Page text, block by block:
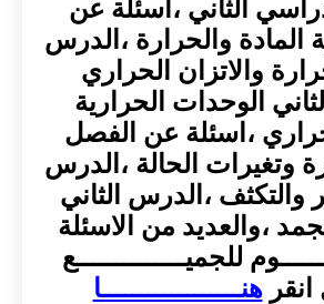
الثاني ،اسئلة عن
المادة والحرارة ،الدرس
والاتزان الحراري
الوحدات الحرارية
،اسئلة عن الفصل
وتغيرات الحالة ،الدرس
والتكثف ،الدرس الثاني
،والعديد من الاسئلة
للجميــــــــــــــع
انقرهنــــــــــــــــــا